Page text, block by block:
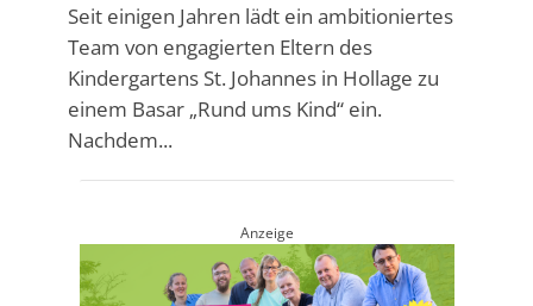
Seit einigen Jahren lädt ein ambitioniertes
Team von engagierten Eltern des
Kindergartens St. Johannes in Hollage zu
einem Basar „Rund ums Kind“ ein.
Nachdem...
Anzeige